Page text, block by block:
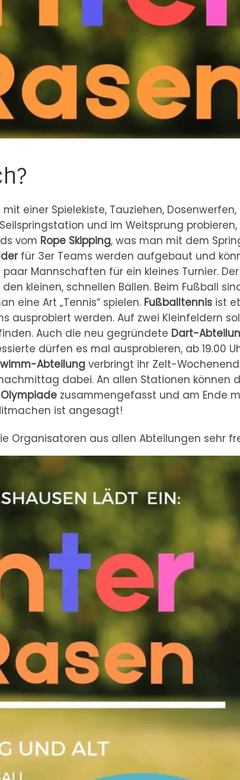
einer Spielekiste, Tauziehen, Dosenwerfen,
und im Weitsprung probieren,
vom Rope Skipping, was man mit dem
für 3er Teams werden aufgebaut und
Mannschaften für ein kleines Turnier. Der
kleinen, schnellen Bällen. Beim Fußball
eine Art „Tennis“ spielen. Fußballtennis ist
ausprobiert werden. Auf zwei Kleinfeldern
Auch die neu gegründete Dart-
dürfen es mal ausprobieren, ab 19.00
Abteilung verbringt ihr Zelt-
dabei. An allen Stationen können
Olympiade zusammengefasst und am Ende
ist angesagt!
Organisatoren aus allen Abteilungen sehr